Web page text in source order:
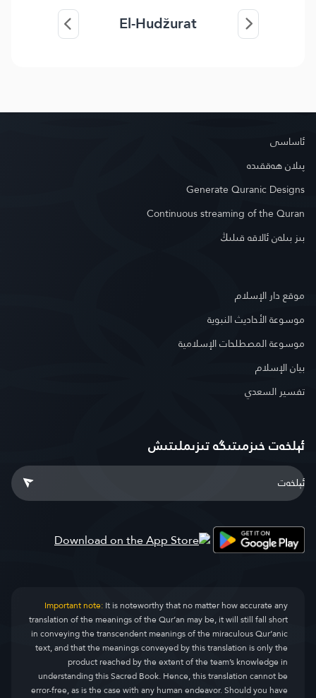
El-Hudžurat
ئاساسى
پىلان ھەققىدە
Generate Quranic Designs
Continuous streaming of the Quran
بىز بىلەن ئالاقە قىلىڭ
موقع دار الإسلام
موسوعة الأحاديث النبوية
موسوعة المصطلحات الإسلامية
بيان الإسلام
تفسير السعدي
ئېلخەت خىزمىتىگە تىزىملىتىش
Important note:It is noteworthy that no matter how accurate any
translation of the meanings of the Qur’an may be, it will still fall short
in conveying the transcendent meanings of the miraculous Qur’anic
text, and that the meanings conveyed by this translation is only the
product reached by the extent of the team’s knowledge in
understanding this Sacred Book. Hence, this translation cannot be
error-free, as is the case with any human endeavor. Should you have